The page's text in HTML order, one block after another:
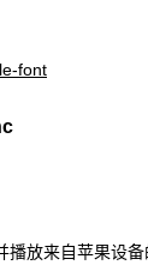
font
放来自苹果设